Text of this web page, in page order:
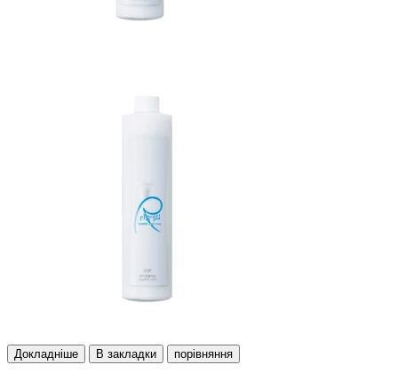
Докладнiше В закладки порівняння